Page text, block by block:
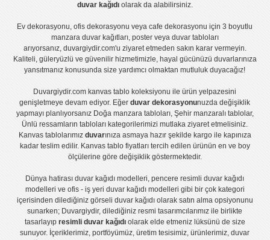
duvar kağıdıolarak da alabilirsiniz.
Ev dekorasyonu,ofis dekorasyonu veyacafe dekorasyonu için3 boyutlu
manzara duvar kağıtları, posterveya duvar tabloları
arıyorsanız, duvargiydir.com'u ziyaret etmeden sakın karar vermeyin.
Kaliteli, güleryüzlü ve güvenilir hizmetimizle, hayal gücünüzü duvarlarınıza
yansıtmanız konusunda size yardımcı olmaktan mutluluk duyacağız!
Duvargiydir.com kanvas tablo koleksiyonu ile ürün yelpazesini
genişletmeye devam ediyor. Eğerduvar dekorasyonunuzda değişiklik
yapmayı planlıyorsanız Doğa manzara tabloları, Şehir manzaralı tablolar,
Ünlü ressamların tabloları kategorilerimizi mutlaka ziyaret etmelisiniz.
Kanvas tablolarımız duvarınıza asmaya hazır şekilde kargo ile kapınıza
kadar teslim edilir. Kanvas tablo fiyatlarıtercih edilen ürünün en ve boy
ölçülerine göre değişiklik göstermektedir.
Dünya hatirası duvar kağıdı modelleri,pencere resimli duvar kağıdı
modelleri ve ofis - iş yeri duvar kağıdı modelleri gibi bir çok kategori
içerisinden dilediğiniz görseli duvar kağıdı olarak satın alma opsiyonunu
sunarken; Duvargiydir, dilediğiniz resmi tasarımcılarımız ile birlikte
tasarlayıp resimli duvar kağıdıolarak elde etmeniz lüksünü de size
sunuyor. İçeriklerimiz, portföyümüz, üretim tesisimiz, ürünlerimiz, duvar